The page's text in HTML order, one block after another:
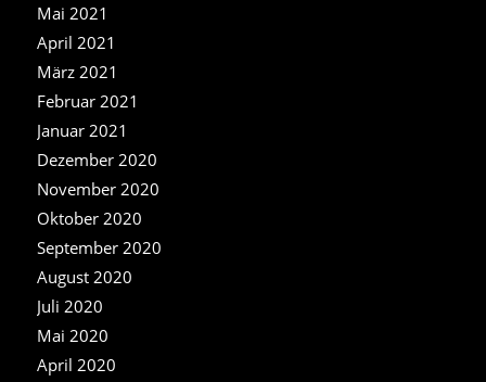
Mai 2021
April 2021
März 2021
Februar 2021
Januar 2021
Dezember 2020
November 2020
Oktober 2020
September 2020
August 2020
Juli 2020
Mai 2020
April 2020